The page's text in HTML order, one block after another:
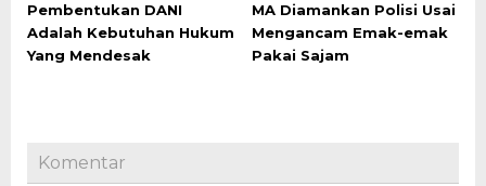
Pembentukan DANI
Adalah Kebutuhan Hukum
Yang Mendesak
MA Diamankan Polisi Usai
Mengancam Emak-emak
Pakai Sajam
Komentar